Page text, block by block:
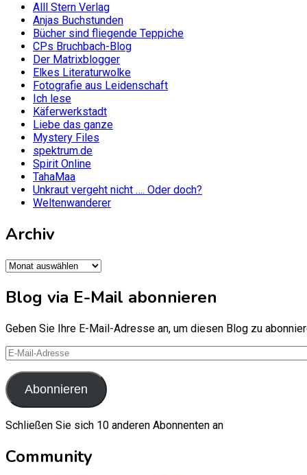
Alll Stern Verlag
Anjas Buchstunden
Bücher sind fliegende Teppiche
CPs Bruchbach-Blog
Der Matrixblogger
Elkes Literaturwolke
Fotografie aus Leidenschaft
Ich lese
Käferwerkstadt
Liebe das ganze
Mystery Files
spektrum.de
Spirit Online
TahaMaa
Unkraut vergeht nicht …. Oder doch?
Weltenwanderer
Archiv
Archiv
Blog via E-Mail abonnieren
Geben Sie Ihre E-Mail-Adresse an, um diesen Blog zu
E-
Mail-
Adresse
Abonnieren
Schließen Sie sich 10 anderen Abonnenten an
Community